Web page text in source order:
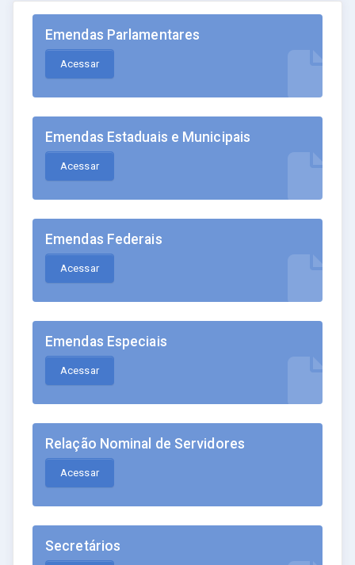
Emendas Parlamentares
Acessar
Emendas Estaduais e Municipais
Acessar
Emendas Federais
Acessar
Emendas Especiais
Acessar
Relação Nominal de Servidores
Acessar
Secretários